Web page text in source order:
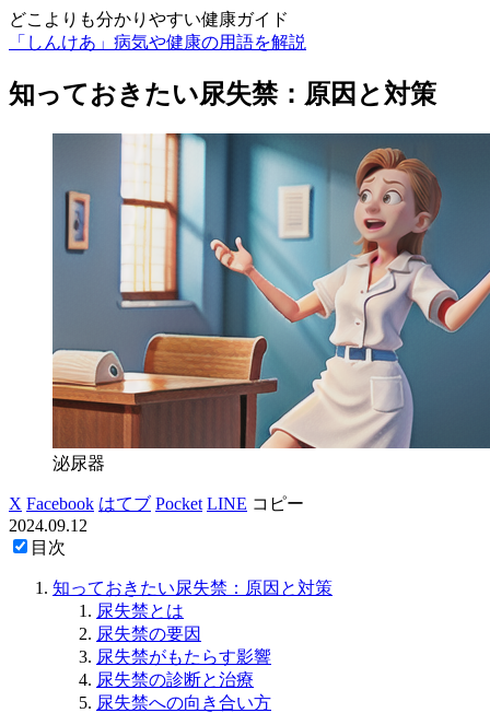
どこよりも分かりやすい健康ガイド
「しんけあ」病気や健康の用語を解説
知っておきたい尿失禁：原因と対策
泌尿器
X Facebook はてブ Pocket LINE コピー
2024.09.12
目次
知っておきたい尿失禁：原因と対策
尿失禁とは
尿失禁の要因
尿失禁がもたらす影響
尿失禁の診断と治療
尿失禁への向き合い方